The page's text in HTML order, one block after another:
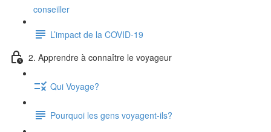
conseiller
L’impact de la COVID-19
2. Apprendre à connaître le voyageur
Qui Voyage?
Pourquoi les gens voyagent-ils?